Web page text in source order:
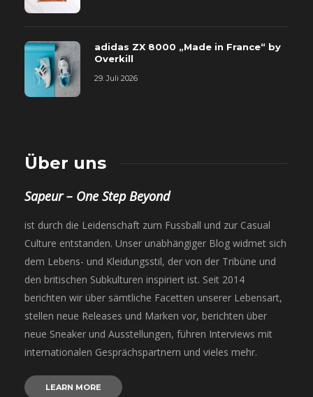
adidas ZX 8000 „Made in France“ by
Overkill
29. Juli 2026
Über uns
Sapeur – One Step Beyond
ist durch die Leidenschaft zum Fussball und zur Casual
Culture entstanden. Unser unabhängiger Blog widmet sich
dem Lebens- und Kleidungsstil, der von der Tribüne und
den britischen Subkulturen inspiriert ist. Seit 2014
berichten wir über sämtliche Facetten unserer Lebensart,
stellen neue Releases und Marken vor, berichten über
neue Sneaker und Ausstellungen, führen Interviews mit
internationalen Gesprächspartnern und vieles mehr.
LEARN MORE